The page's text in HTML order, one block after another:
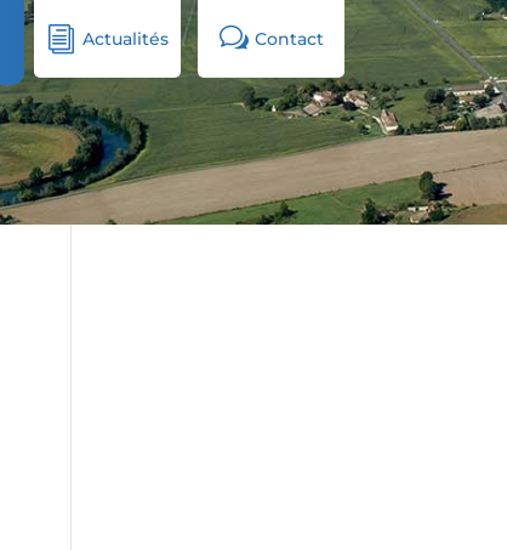
i Actualités w Contact